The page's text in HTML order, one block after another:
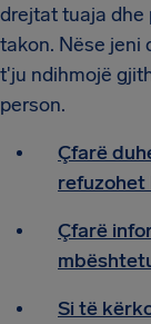
drejtat tuaja dhe
takon. Nëse jeni
t'ju ndihmojë
person.
Çfarë
refuzohet
Çfarë
Si të